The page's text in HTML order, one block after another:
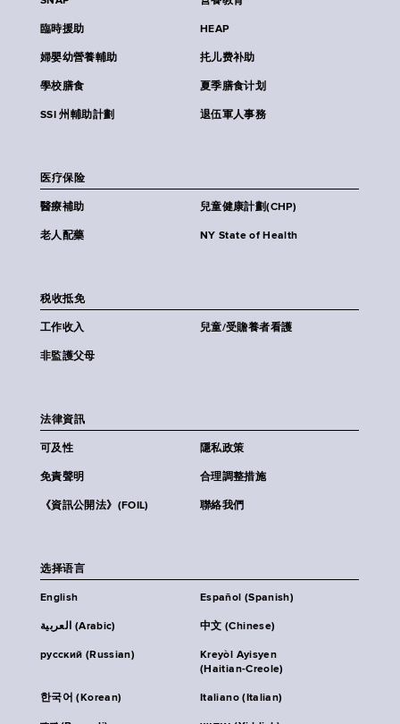
臨時援助 HEAP
婦嬰幼營養輔助 扥儿费补助
學校膳食 夏季膳食计划
SSI 州輔助計劃 退伍軍人事務
医疗保险
醫療補助 兒童健康計劃(CHP)
老人配藥 NY State of Health
税收抵免
工作收入 兒童/受贍養者看護
非監護父母
法律資訊
可及性 隱私政策
免責聲明 合理調整措施
《資訊公開法》(FOIL) 聯絡我們
选择语言
English Español (Spanish)
العربية (Arabic) 中文 (Chinese)
русский (Russian)
Kreyòl Ayisyen
(Haitian-Creole)
한국어 (Korean) Italiano (Italian)